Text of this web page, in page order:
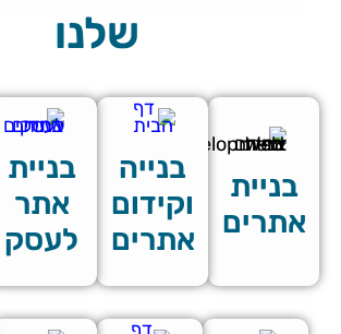
שלנו
בניית
אתרים
בנייה
וקידום
אתרים
בניית
אתר
לעסק